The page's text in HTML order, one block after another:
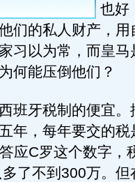
也好
们的私人财产，用
习以为常，而皇马
何能压倒他们？
牙税制的便宜。
年，每年要交的税
应C罗这个数字，
了不到300万。但